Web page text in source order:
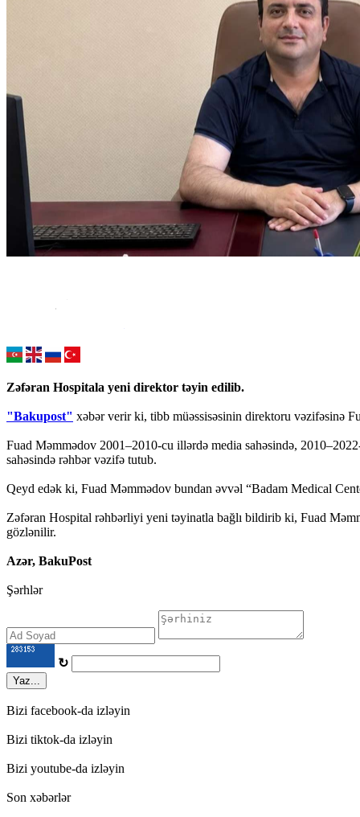
Zəfəran Hospitala yeni direktor təyin edilib.
"Bakupost" xəbər verir ki, tibb müəssisəsinin direktoru vəzifəsinə
Fuad Məmmədov 2001–2010-cu illərdə media sahəsində,
sahəsində rəhbər vəzifə tutub.
Qeyd edək ki, Fuad Məmmədov bundan əvvəl “Badam Medical
Zəfəran Hospital rəhbərliyi yeni təyinatla bağlı bildirib ki, Fuad
gözlənilir.
Azər, BakuPost
Şərhlər
↻
Yaz...
Bizi facebook-da izləyin
Bizi tiktok-da izləyin
Bizi youtube-da izləyin
Son xəbərlər